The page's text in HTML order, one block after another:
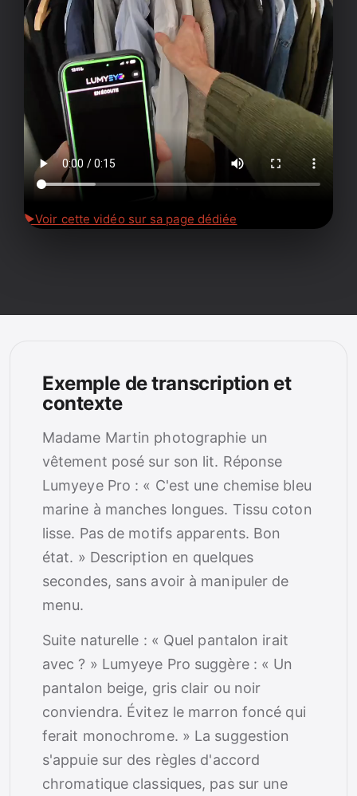
▶Voir cette vidéo sur sa page dédiée
Exemple de transcription et
contexte
Madame Martin photographie un
vêtement posé sur son lit. Réponse
Lumyeye Pro : « C'est une chemise bleu
marine à manches longues. Tissu coton
lisse. Pas de motifs apparents. Bon
état. » Description en quelques
secondes, sans avoir à manipuler de
menu.
Suite naturelle : « Quel pantalon irait
avec ? » Lumyeye Pro suggère : « Un
pantalon beige, gris clair ou noir
conviendra. Évitez le marron foncé qui
ferait monochrome. » La suggestion
s'appuie sur des règles d'accord
chromatique classiques, pas sur une